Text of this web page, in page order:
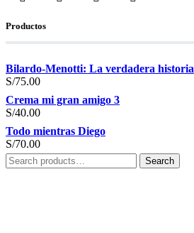
Productos
Bilardo-Menotti: La verdadera historia
S/75.00
Crema mi gran amigo 3
S/40.00
Todo mientras Diego
S/70.00
Search
for:
Search